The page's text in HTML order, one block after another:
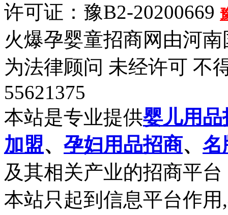
许可证：豫B2-20200669
火爆孕婴童招商网由河
为法律顾问 未经许可 不
55621375
本站是专业提供婴儿用品
加盟、 孕妇用品招商、 名
及其相关产业的招商平台
本站只起到信息平台作